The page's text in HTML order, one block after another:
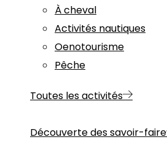
À cheval
Activités nautiques
Oenotourisme
Pêche
Toutes les activités
Découverte des savoir-faire